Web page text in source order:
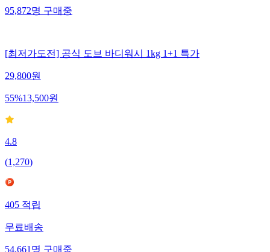
95,872명 구매중
[최저가도전] 공식 도브 바디워시 1kg 1+1 특가
29,800원
55%13,500원
4.8
(1,270)
405적립
무료배송